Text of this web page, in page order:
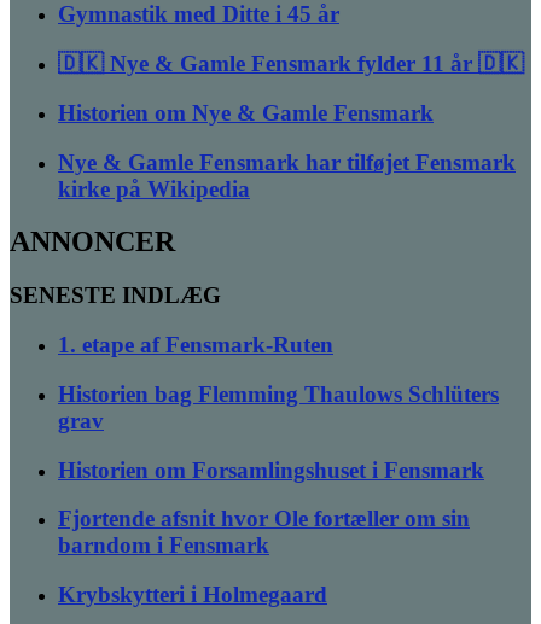
Gymnastik med Ditte i 45 år
🇩🇰 Nye & Gamle Fensmark fylder 11 år 🇩🇰
Historien om Nye & Gamle Fensmark
Nye & Gamle Fensmark har tilføjet Fensmark
kirke på Wikipedia
ANNONCER
SENESTE INDLÆG
1. etape af Fensmark-Ruten
Historien bag Flemming Thaulows Schlüters
grav
Historien om Forsamlingshuset i Fensmark
Fjortende afsnit hvor Ole fortæller om sin
barndom i Fensmark
Krybskytteri i Holmegaard